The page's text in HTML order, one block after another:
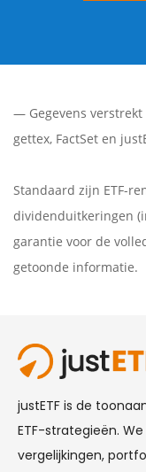
— Gegevens verstrekt
gettex, FactSet en
Standaard zijn ETF-
dividenduitkeringen
garantie voor de
getoonde informatie.